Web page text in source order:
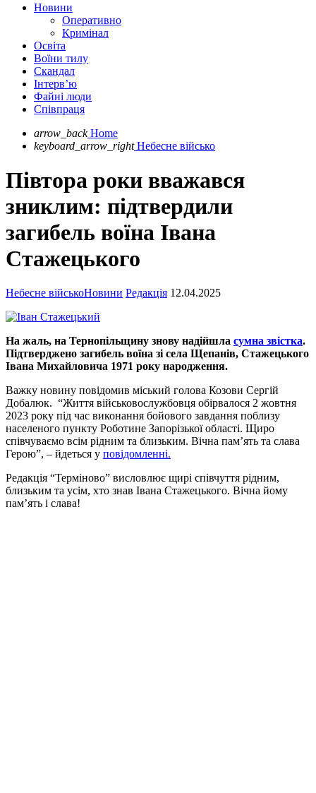
Новини
Оперативно
Кримінал
Освіта
Воїни тилу
Скандал
Інтерв’ю
Файні люди
Співпраця
arrow_back Home
keyboard_arrow_right Небесне військо
Півтора роки вважався
зниклим: підтвердили
загибель воїна Івана
Стажецького
Небесне військоНовини Редакція 12.04.2025
На жаль, на Тернопільщину знову надійшла сумна звістка.
Підтверджено загибель воїна зі села Щепанів, Стажецького
Івана Михайловича 1971 року народження.
Важку новину повідомив міський голова Козови Сергій
Добалюк. “Життя військовослужбовця обірвалося 2 жовтня
2023 року під час виконання бойового завдання поблизу
населеного пункту Роботине Запорізької області. Щиро
співчуваємо всім рідним та близьким. Вічна пам’ять та слава
Герою”, – йдеться у повідомленні.
Редакція “Терміново” висловлює щирі співчуття рідним,
близьким та усім, хто знав Івана Стажецького. Вічна йому
пам’ять і слава!